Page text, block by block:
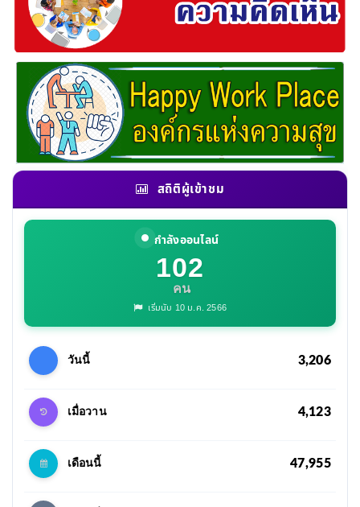
สถิติผู้เข้าชม
กำลังออนไลน์
102
คน
เริ่มนับ 10 ม.ค. 2566
วันนี้ 3,206
เมื่อวาน 4,123
เดือนนี้ 47,955